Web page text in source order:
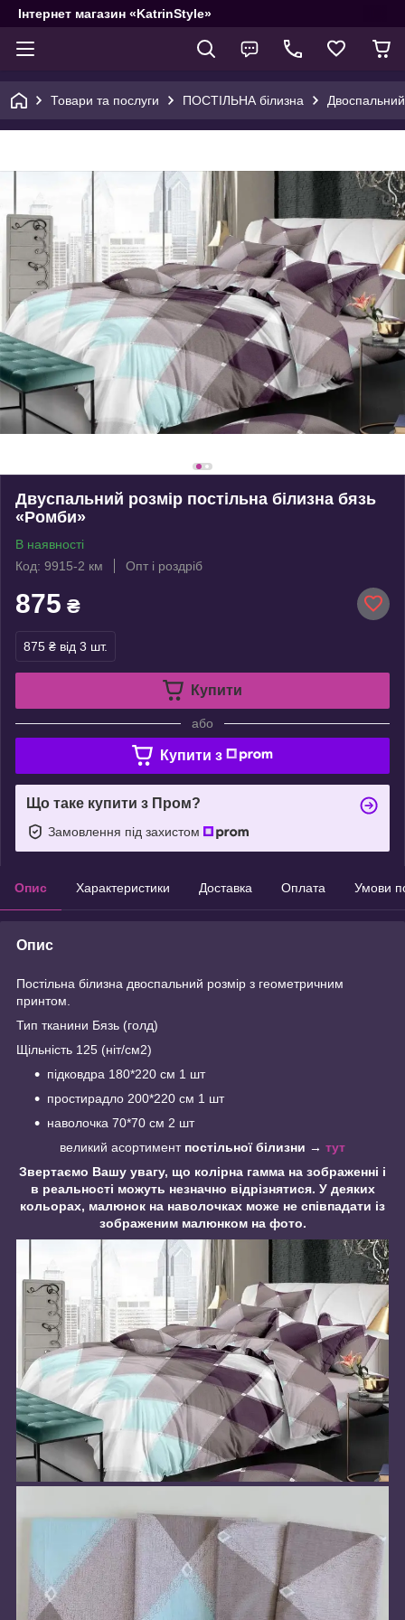
Інтернет магазин «KatrinStyle»
Товари та послуги ПОСТІЛЬНА білизна Двоспальний
Двуспальний розмір постільна білизна бязь
«Ромби»
В наявності
Код: 9915-2 км
Опт і роздріб
875 ₴
875 ₴ від 3 шт.
Купити
або
Купити з
Що таке купити з Пром?
Замовлення під захистом
Опис Характеристики Доставка Оплата Умови
Опис
Постільна білизна двоспальний розмір з геометричним
принтом.
Тип тканини Бязь (голд)
Щільність 125 (ніт/см2)
підковдра 180*220 см 1 шт
простирадло 200*220 см 1 шт
наволочка 70*70 см 2 шт
великий асортиментпостільної білизни → тут
Звертаємо Вашу увагу, що колірна гамма на зображенні і
в реальності можуть незначно відрізнятися. У деяких
кольорах, малюнок на наволочках може не співпадати із
зображеним малюнком на фото.